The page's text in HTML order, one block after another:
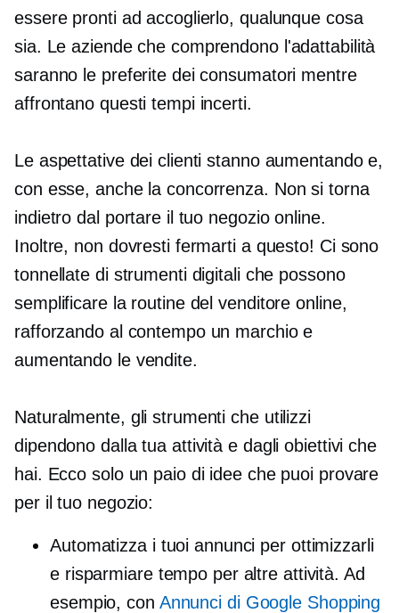
essere pronti ad accoglierlo, qualunque cosa
sia. Le aziende che comprendono l'adattabilità
saranno le preferite dei consumatori mentre
affrontano questi tempi incerti.
Le aspettative dei clienti stanno aumentando e,
con esse, anche la concorrenza. Non si torna
indietro dal portare il tuo negozio online.
Inoltre, non dovresti fermarti a questo! Ci sono
tonnellate di strumenti digitali che possono
semplificare la routine del venditore online,
rafforzando al contempo un marchio e
aumentando le vendite.
Naturalmente, gli strumenti che utilizzi
dipendono dalla tua attività e dagli obiettivi che
hai. Ecco solo un paio di idee che puoi provare
per il tuo negozio:
Automatizza i tuoi annunci per ottimizzarli
e risparmiare tempo per altre attività. Ad
esempio, con Annunci di Google Shopping